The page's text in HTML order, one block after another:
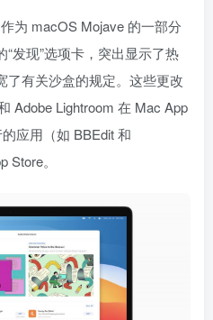
为 macOS Mojave 的一部分
发现”选项卡，突出显示了热
了有关沙盒的规定。这些更改
Adobe Lightroom 在 Mac App
应用（如 BBEdit 和
。